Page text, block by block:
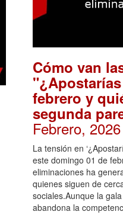
Cómo van
febrero y
segunda
Febrero,
La tensión en
este domingo 01 de
eliminaciones ha
quienes siguen de
sociales.Aunque la
abandona la